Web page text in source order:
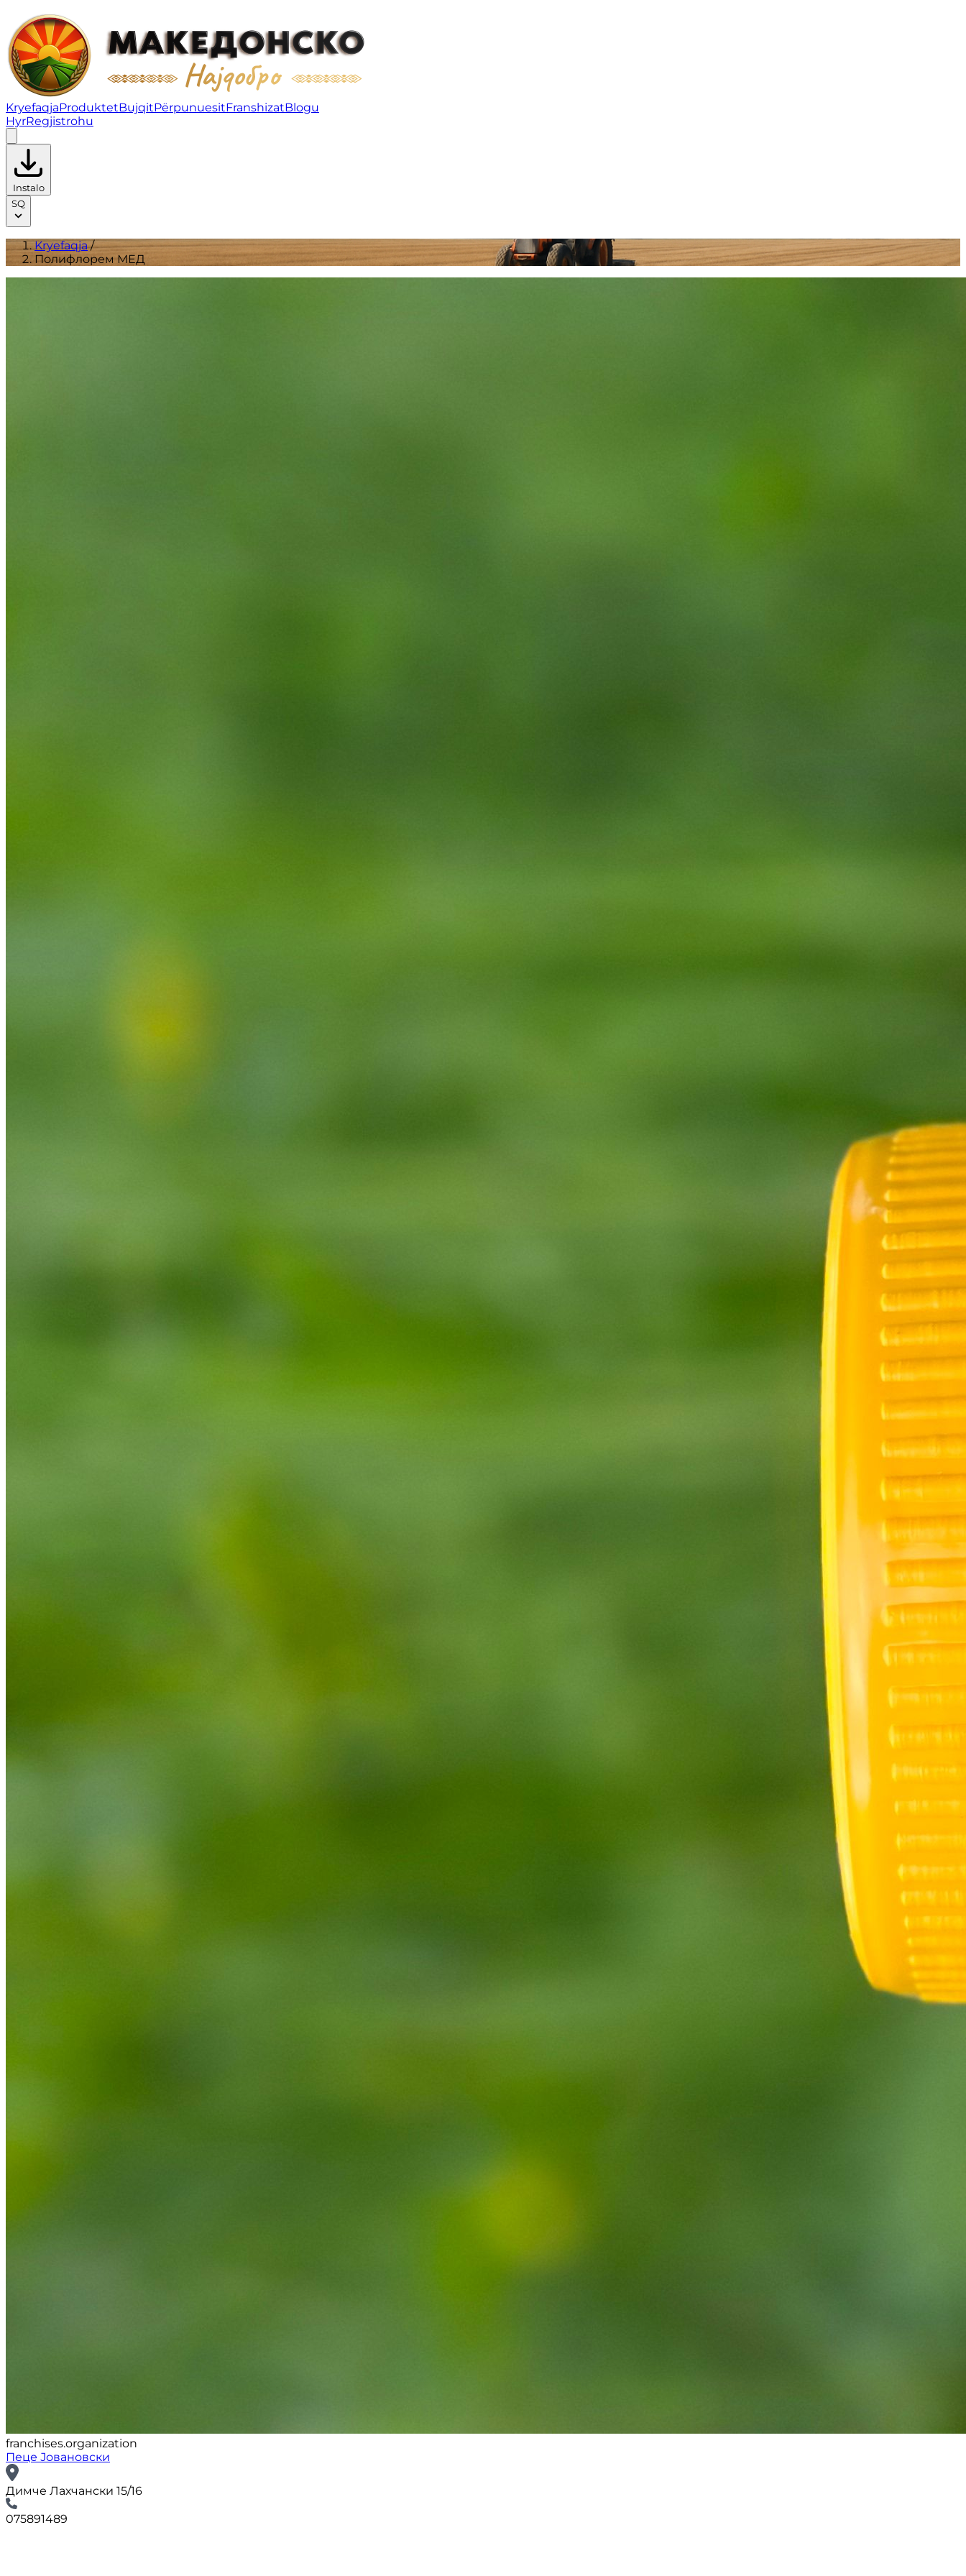
Полифлорем МЕД | Produktet
KryefaqjaProduktetBujqitPërpunuesitFranshizatBlogu
HyrRegjistrohu
Instalo
SQ
Kryefaqja/
Полифлорем МЕД
franchises.organization
Пеце Јовановски
Димче Лахчански 15/16
075891489